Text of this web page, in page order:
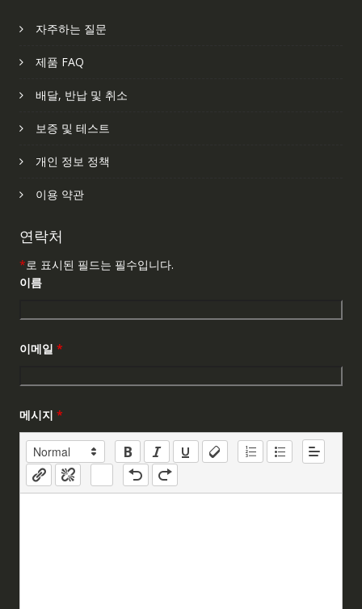
자주하는 질문
제품 FAQ
배달, 반납 및 취소
보증 및 테스트
개인 정보 정책
이용 약관
연락처
*로 표시된 필드는 필수입니다.
이름
이메일 *
메시지 *